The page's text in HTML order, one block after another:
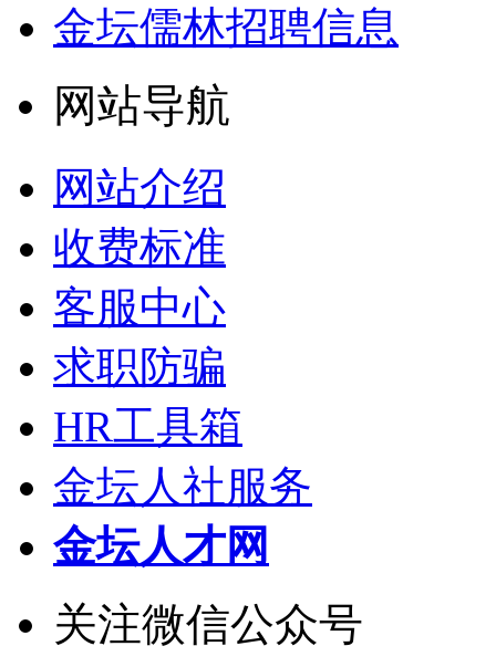
金坛儒林招聘信息
网站导航
网站介绍
收费标准
客服中心
求职防骗
HR工具箱
金坛人社服务
金坛人才网
关注微信公众号